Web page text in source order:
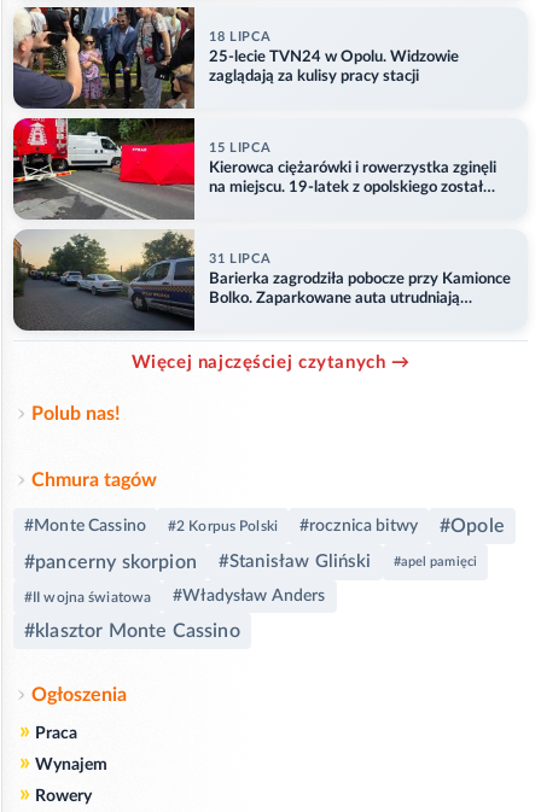
18 LIPCA
25-lecie TVN24 w Opolu. Widzowie
zaglądają za kulisy pracy stacji
15 LIPCA
Kierowca ciężarówki i rowerzystka zginęli
na miejscu. 19-latek z opolskiego został
31 LIPCA
Barierka zagrodziła pobocze przy Kamionce
Bolko. Zaparkowane auta utrudniają
Więcej najczęściej czytanych →
Polub nas!
Chmura tagów
#Monte Cassino #2 Korpus Polski #rocznica bitwy
#Opole
#pancerny skorpion
#Stanisław Gliński #apel pamięci
#II wojna światowa #Władysław Anders
#klasztor Monte Cassino
Ogłoszenia
» Praca
» Wynajem
» Rowery